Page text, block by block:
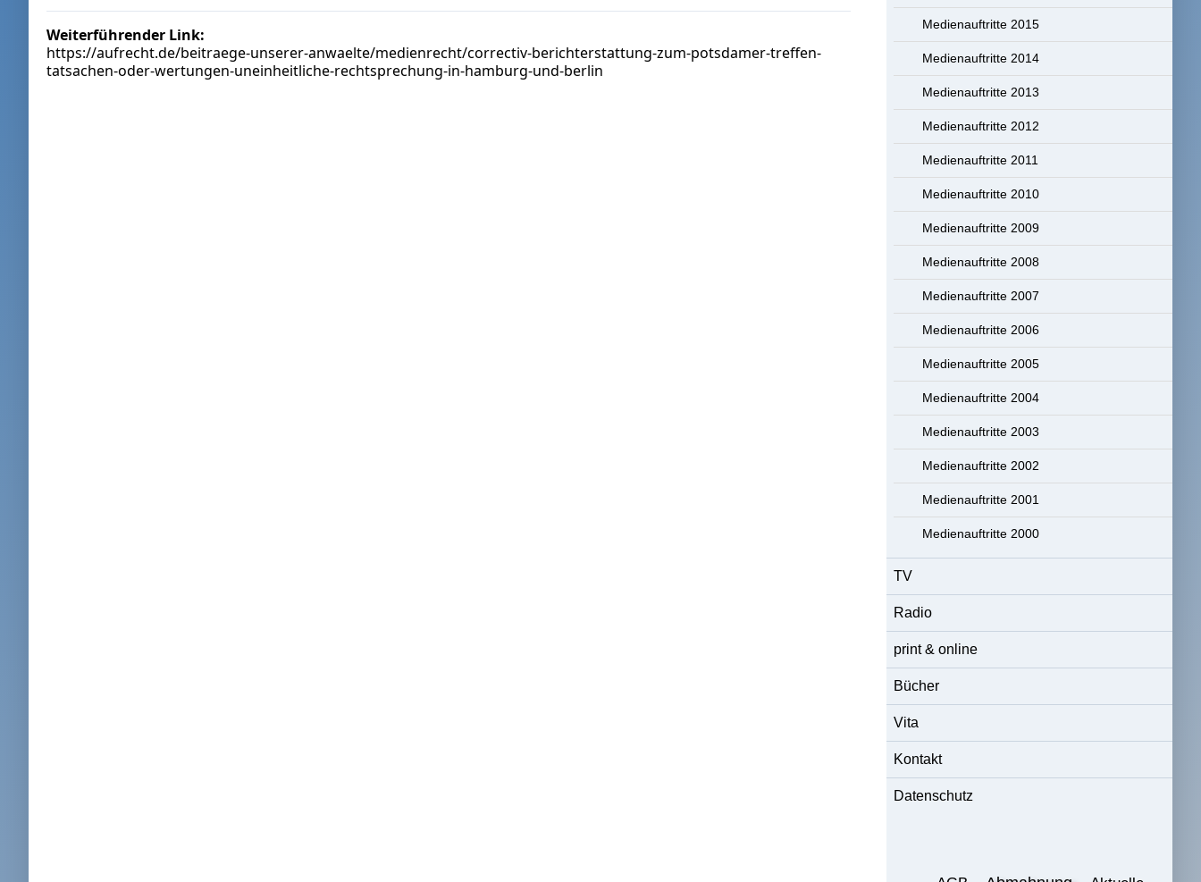
Weiterführender Link:
https://aufrecht.de/beitraege-unserer-anwaelte/medienrecht/correctiv-berichterstattung-zum-potsdamer-treffen-
tatsachen-oder-wertungen-uneinheitliche-rechtsprechung-in-hamburg-und-berlin
Medienauftritte 2015
Medienauftritte 2014
Medienauftritte 2013
Medienauftritte 2012
Medienauftritte 2011
Medienauftritte 2010
Medienauftritte 2009
Medienauftritte 2008
Medienauftritte 2007
Medienauftritte 2006
Medienauftritte 2005
Medienauftritte 2004
Medienauftritte 2003
Medienauftritte 2002
Medienauftritte 2001
Medienauftritte 2000
TV
Radio
print & online
Bücher
Vita
Kontakt
Datenschutz